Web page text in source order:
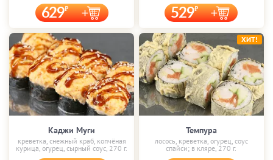
629 529
Каджи Муги
креветка, снежный краб, копчёная
курица, огурец, сырный соус, 270 г.
Темпура
лосось, креветка, огурец, соус
спайси; в кляре, 270 г.
ХИТ!